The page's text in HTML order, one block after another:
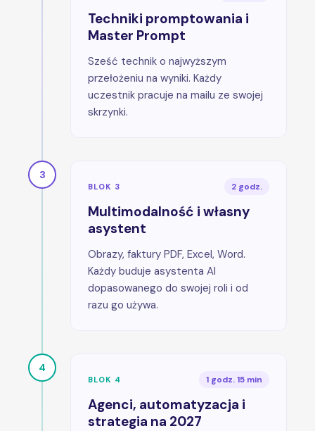
Techniki promptowania i
Master Prompt
Sześć technik o najwyższym
przełożeniu na wyniki. Każdy
uczestnik pracuje na mailu ze swojej
skrzynki.
3
BLOK 3 2 godz.
Multimodalność i własny
asystent
Obrazy, faktury PDF, Excel, Word.
Każdy buduje asystenta AI
dopasowanego do swojej roli i od
razu go używa.
4
BLOK 4 1 godz. 15 min
Agenci, automatyzacja i
strategia na 2027